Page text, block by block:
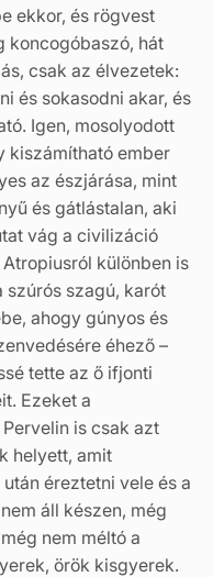
ekkor, és rögvest
koncogóbaszó, hát
csak az élvezetek:
és sokasodni akar, és
Igen, mosolyodott
kiszámítható ember
az észjárása, mint
és gátlástalan, aki
vág a civilizáció
különben is
szagú, karót
ahogy gúnyos és
éhező –
tette az ő ifjonti
Ezeket a
is csak azt
helyett, amit
éreztetni vele és a
áll készen, még
nem méltó a
örök kisgyerek.